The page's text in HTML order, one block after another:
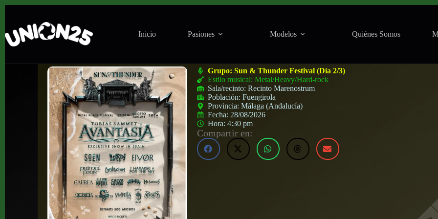
Inicio Pasiones Modelos Quiénes Somos
Grupo:Sun & Thunder Festival (Día 2/3)
Estilo musical: Metal/Heavy/Hard-rock
Sala/recinto:Recinto Marenostrum
Población:Fuengirola
Provincia:Málaga (Andalucía)
Fecha: 28/08/2026
Hora:4:30 pm
Compartir en: